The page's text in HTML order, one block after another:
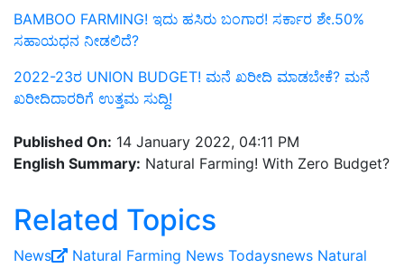
BAMBOO FARMING! ಇದು ಹಸಿರು ಬಂಗಾರ! ಸರ್ಕಾರ ಶೇ.50%
ಸಹಾಯಧನ ನೀಡಲಿದೆ?
2022-23ರ UNION BUDGET! ಮನೆ ಖರೀದಿ ಮಾಡಬೇಕೆ? ಮನೆ
ಖರೀದಿದಾರರಿಗೆ ಉತ್ತಮ ಸುದ್ದಿ!
Published On: 14 January 2022, 04:11 PM
English Summary: Natural Farming! With Zero Budget?
Related Topics
News Natural Farming News Todaysnews Natural